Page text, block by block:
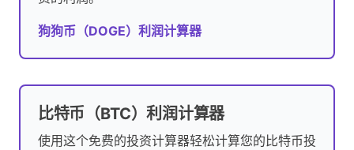
狗狗币（DOGE）利润计算器
比特币（BTC）利润计算器
使用这个免费的投资计算器轻松计算您的比特币投